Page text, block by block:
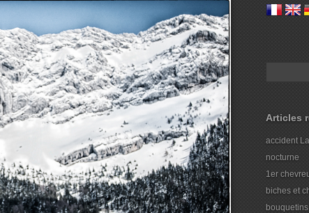
Articles
accident
nocturne
1er
biches et